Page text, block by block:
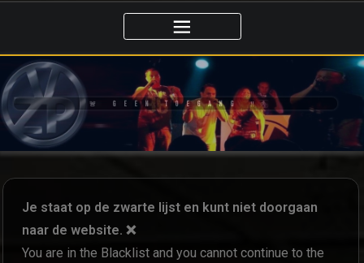
🚨 GEEN TOEGANG ‼️
Je staat op de zwarte lijst en kunt niet doorgaan
naar de website. ❌
You are in the Blacklist and you cannot continue to the